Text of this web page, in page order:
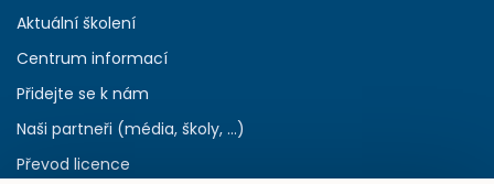
Aktuální školení
Centrum informací
Přidejte se k nám
Naši partneři (média, školy, ...)
Převod licence